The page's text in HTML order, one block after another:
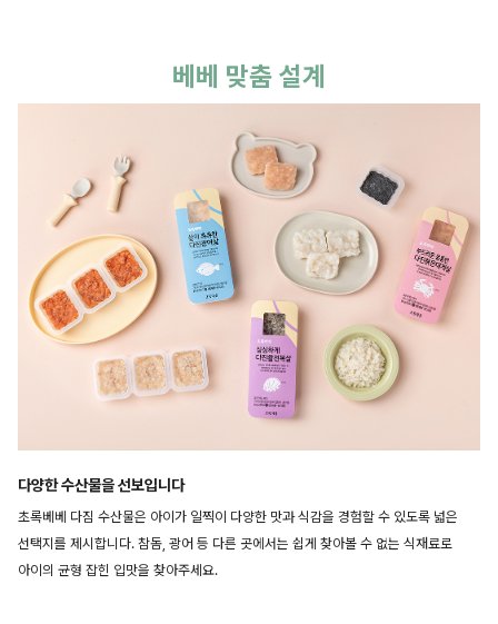
베베 맞춤 설계
다양한 수산물을 선보입니다
초록베베 다짐 수산물은 아이가 일찍이 다양한 맛과 식감을 경험할 수 있도록 넓은
선택지를 제시합니다. 참돔, 광어 등 다른 곳에서는 쉽게 찾아볼 수 없는 식재료로
아이의 균형 잡힌 입맛을 찾아주세요.